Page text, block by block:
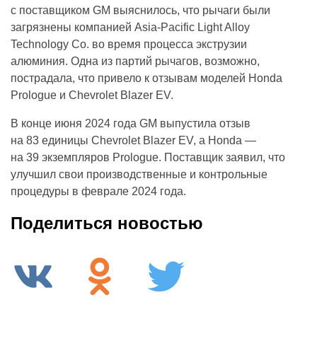
с поставщиком GM выяснилось, что рычаги были
загрязнены компанией Asia-Pacific Light Alloy
Technology Co. во время процесса экструзии
алюминия. Одна из партий рычагов, возможно,
пострадала, что привело к отзывам моделей Honda
Prologue и Chevrolet Blazer EV.
В конце июня 2024 года GM выпустила отзыв
на 83 единицы Chevrolet Blazer EV, а Honda —
на 39 экземпляров Prologue. Поставщик заявил, что
улучшил свои производственные и контрольные
процедуры в феврале 2024 года.
Поделиться новостью